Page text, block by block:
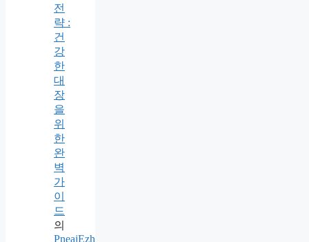
전
략 :
건
강
한
대
장
을
위
한
완
벽
가
이
드
의
PneajEzh